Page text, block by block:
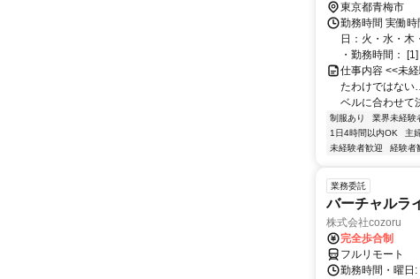
徒歩5分
東京都青梅市
勤務時間 実働
日：火・水・木
・勤務時間：
仕事内容 <<未
たわけではない
ベルに合わせて
制服あり 業界未経験
1日4時間以内OK
主
未経験者歓迎
経験者
業務委託
バーチャルラ
株式会社cozoru
完全歩合制
フルリモート
勤務時間・曜日